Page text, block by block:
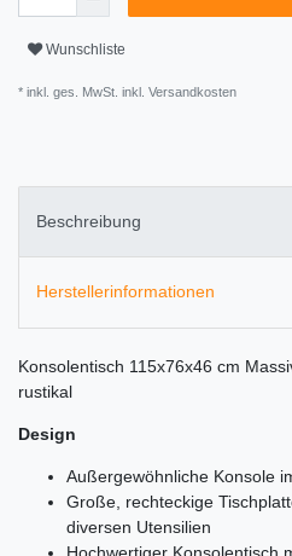
Wunschliste
* inkl. ges. MwSt. inkl. Versandkosten
Beschreibung
Herstellerinformationen
Konsolentisch 115x76x46 cm
rustikal
Design
Außergewöhnliche Konsole
Große, rechteckige
diversen Utensilien
Hochwertiger Konsolentisch